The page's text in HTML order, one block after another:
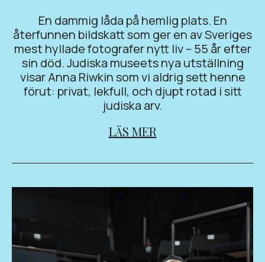
En dammig låda på hemlig plats. En
återfunnen bildskatt som ger en av Sveriges
mest hyllade fotografer nytt liv – 55 år efter
sin död. Judiska museets nya utställning
visar Anna Riwkin som vi aldrig sett henne
förut: privat, lekfull, och djupt rotad i sitt
judiska arv.
LÄS MER